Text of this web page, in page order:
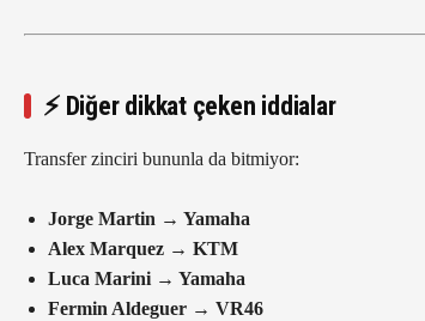
⚡ Diğer dikkat çeken iddialar
Transfer zinciri bununla da bitmiyor:
Jorge Martin → Yamaha
Alex Marquez → KTM
Luca Marini → Yamaha
Fermin Aldeguer → VR46